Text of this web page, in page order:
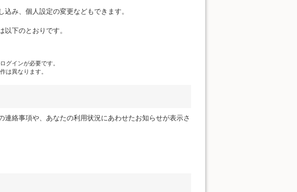
み、個人設定の変更などもできます。
下のとおりです。
グインが必要です。
は異なります。
絡事項や、あなたの利用状況にあわせたお知らせが表示さ